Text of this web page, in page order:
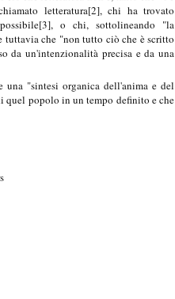
letteratura[2], chi ha trovato
o chi, sottolineando "la
che "non tutto ciò che è scritto
da un'intenzionalità precisa e da una
"sintesi organica dell'anima e del
quel popolo in un tempo definito e che